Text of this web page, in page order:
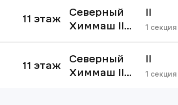
11 этаж
Северный
Химмаш II
II
1 секция
11 этаж
Северный
Химмаш II
II
1 секция